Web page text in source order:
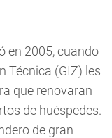
en 2005, cuando
Técnica (GIZ) les
que renovaran
de huéspedes.
de gran